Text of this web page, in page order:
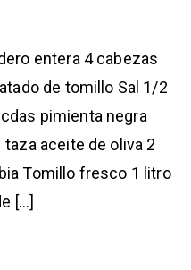
entera 4 cabezas
de tomillo Sal 1/2
pimienta negra
aceite de oliva 2
Tomillo fresco 1 litro
[…]